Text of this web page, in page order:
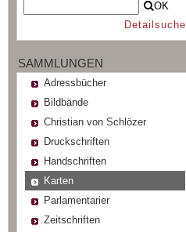
OK
Detailsuche
SAMMLUNGEN
Adressbücher
Bildbände
Christian von Schlözer
Druckschriften
Handschriften
Karten
Parlamentarier
Zeitschriften